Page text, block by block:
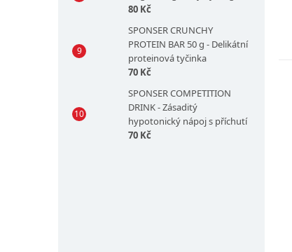
80 Kč
SPONSER CRUNCHY
PROTEIN BAR 50 g - Delikátní
proteinová tyčinka
70 Kč
SPONSER COMPETITION
DRINK - Zásaditý
hypotonický nápoj s příchutí
70 Kč